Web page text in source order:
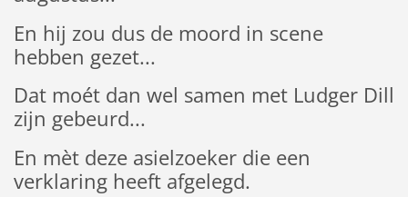
En hij zou dus de moord in scene
hebben gezet...
Dat moét dan wel samen met Ludger Dill
zijn gebeurd...
En mèt deze asielzoeker die een
verklaring heeft afgelegd.